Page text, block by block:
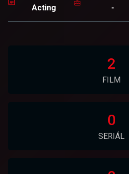
Acting -
2
FILM
0
SERIÁL